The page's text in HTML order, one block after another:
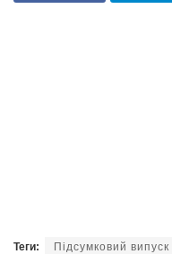
Теги: Підсумковий